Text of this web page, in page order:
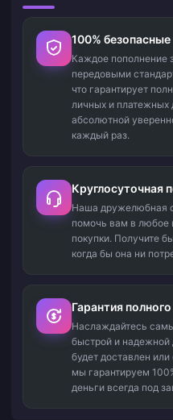
100%
Каждое
передовыми
что гарантирует
личных и платежных
абсолютной
каждый раз.
Круглосуточная
Наша дружелюбная
помочь вам в любое
покупки. Получите
когда бы она ни
Гарантия
Наслаждайтесь
быстрой и надежной
будет доставлен или
мы гарантируем
деньги всегда под